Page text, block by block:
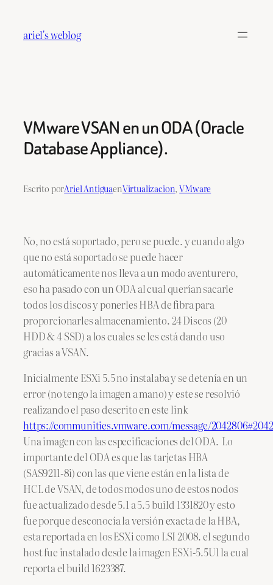
contenido
ariel's weblog
VMware VSAN en un ODA (Oracle
Database Appliance).
Escrito porAriel AntiguaenVirtualizacion, VMware
No, no está soportado, pero se puede. y cuando algo
que no está soportado se puede hacer
automáticamente nos lleva a un modo aventurero,
eso ha pasado con un ODA al cual querían sacarle
todos los discos y ponerles HBA de fibra para
proporcionarles almacenamiento. 24 Discos (20
HDD & 4 SSD) a los cuales se les está dando uso
gracias a VSAN.
Inicialmente ESXi 5.5 no instalaba y se detenía en un
error (no tengo la imagen a mano) y este se resolvió
realizando el paso descrito en este link
https://communities.vmware.com/message/
Una imagen con las especificaciones del ODA. Lo
importante del ODA es que las tarjetas HBA
(SAS9211-8i) con las que viene están en la lista de
HCL de VSAN, de todos modos uno de estos nodos
fue actualizado desde 5.1 a 5.5 build 1331820 y esto
fue porque desconocía la versión exacta de la HBA,
esta reportada en los ESXi como LSI 2008. el segundo
host fue instalado desde la imagen ESXi-5.5U1 la cual
reporta el build 1623387.